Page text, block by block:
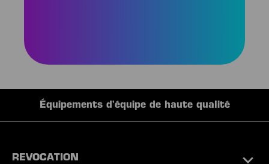
Équipements d'équipe de haute qualité
REVOCATION